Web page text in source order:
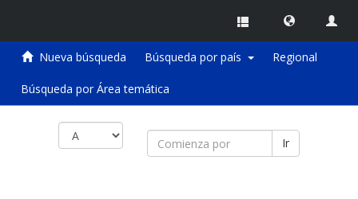
Nueva búsqueda Búsqueda por país Regional
Búsqueda por Área temática
Ir